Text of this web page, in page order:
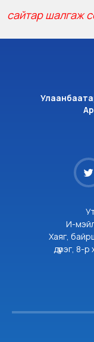
сайтар шалгаж
И-
Хаяг,
дүүрэг,